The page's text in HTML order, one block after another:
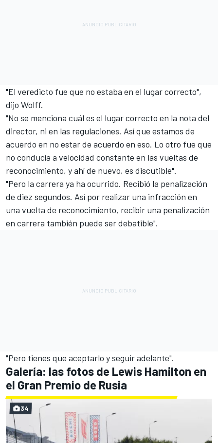
"El veredicto fue que no estaba en el lugar correcto",
dijo Wolff.
"No se menciona cuál es el lugar correcto en la nota del
director, ni en las regulaciones. Así que estamos de
acuerdo en no estar de acuerdo en eso. Lo otro fue que
no conducía a velocidad constante en las vueltas de
reconocimiento, y ahí de nuevo, es discutible".
"Pero la carrera ya ha ocurrido. Recibió la penalización
de diez segundos. Así por realizar una infracción en
una vuelta de reconocimiento, recibir una penalización
en carrera también puede ser debatible".
"Pero tienes que aceptarlo y seguir adelante".
Galería: las fotos de Lewis Hamilton en
el Gran Premio de Rusia
34